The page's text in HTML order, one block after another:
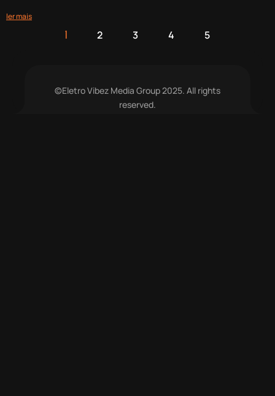
ler mais
1 2 3 4 5
©Eletro Vibez Media Group 2025. All rights
reserved.